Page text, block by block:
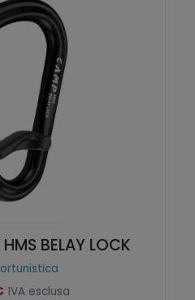
BELAY LOCK
IVA esclusa